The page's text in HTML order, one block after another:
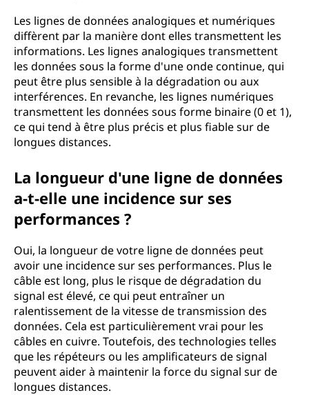
Les lignes de données analogiques et numériques
diffèrent par la manière dont elles transmettent les
informations. Les lignes analogiques transmettent
les données sous la forme d'une onde continue, qui
peut être plus sensible à la dégradation ou aux
interférences. En revanche, les lignes numériques
transmettent les données sous forme binaire (0 et 1),
ce qui tend à être plus précis et plus fiable sur de
longues distances.
La longueur d'une ligne de données
a-t-elle une incidence sur ses
performances ?
Oui, la longueur de votre ligne de données peut
avoir une incidence sur ses performances. Plus le
câble est long, plus le risque de dégradation du
signal est élevé, ce qui peut entraîner un
ralentissement de la vitesse de transmission des
données. Cela est particulièrement vrai pour les
câbles en cuivre. Toutefois, des technologies telles
que les répéteurs ou les amplificateurs de signal
peuvent aider à maintenir la force du signal sur de
longues distances.